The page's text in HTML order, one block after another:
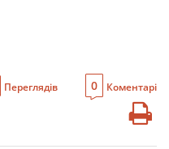
Переглядів 0 Коментарі